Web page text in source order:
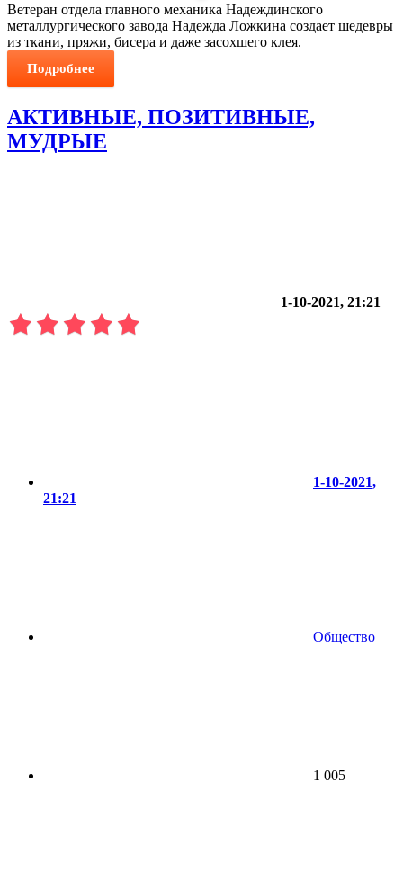
Ветеран отдела главного механика Надеждинского
металлургического завода Надежда Ложкина создает шедевры
из ткани, пряжи, бисера и даже засохшего клея.
Подробнее
АКТИВНЫЕ, ПОЗИТИВНЫЕ,
МУДРЫЕ
1-10-2021, 21:21
1-10-2021,
21:21
Общество
1 005